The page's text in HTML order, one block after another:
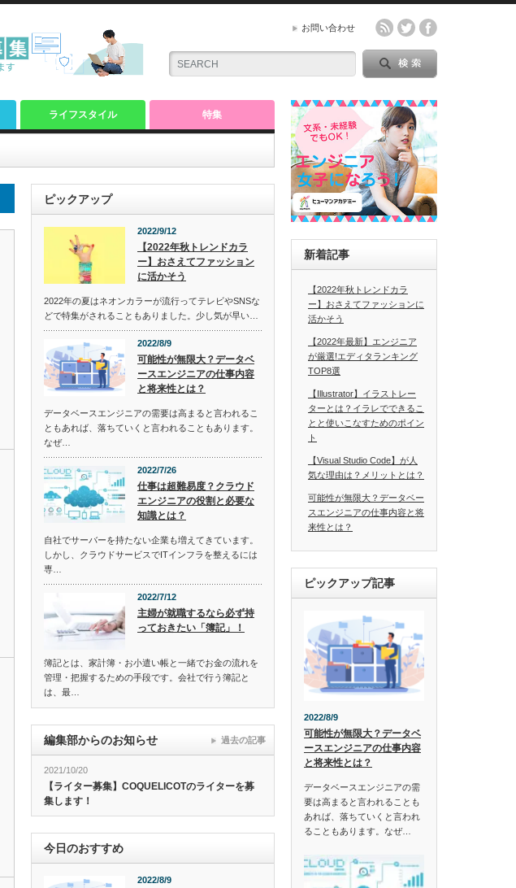
お問い合わせ
ライフスタイル 特集
ピックアップ
2022/9/12
【2022年秋トレンドカラ
ー】おさえてファッション
に活かそう
2022年の夏はネオンカラーが流行ってテレビやSNSな
どで特集がされることもありました。少し気が早い…
2022/8/9
可能性が無限大？データベ
ースエンジニアの仕事内容
と将来性とは？
データベースエンジニアの需要は高まると言われるこ
ともあれば、落ちていくと言われることもあります。
なぜ…
2022/7/26
仕事は超難易度？クラウド
エンジニアの役割と必要な
知識とは？
自社でサーバーを持たない企業も増えてきています。
しかし、クラウドサービスでITインフラを整えるには
専…
2022/7/12
主婦が就職するなら必ず持
っておきたい「簿記」！
簿記とは、家計簿・お小遣い帳と一緒でお金の流れを
管理・把握するための手段です。会社で行う簿記と
は、最…
編集部からのお知らせ
2021/10/20
【ライター募集】COQUELICOTのライターを募
集します！
過去の記事
今日のおすすめ
2022/8/9
新着記事
【2022年秋トレンドカラ
ー】おさえてファッションに
活かそう
【2022年最新】エンジニア
が厳選!エディタランキング
TOP8選
【Illustrator】イラストレー
ターとは？イラレでできるこ
とと使いこなすためのポイン
ト
【Visual Studio Code】が人
気な理由は？メリットとは？
可能性が無限大？データベー
スエンジニアの仕事内容と将
来性とは？
ピックアップ記事
2022/8/9
可能性が無限大？データベ
ースエンジニアの仕事内容
と将来性とは？
データベースエンジニアの需
要は高まると言われることも
あれば、落ちていくと言われ
ることもあります。なぜ…